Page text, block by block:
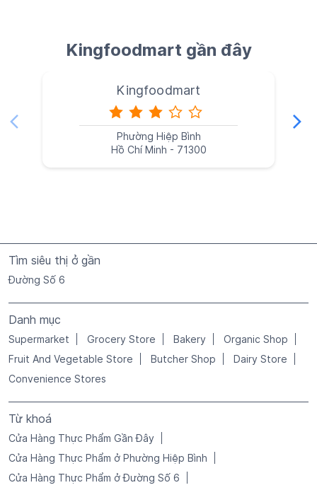
Kingfoodmart gần đây
Kingfoodmart
Phường Hiệp Bình
Hồ Chí Minh - 71300
Tìm siêu thị ở gần
Đường Số 6
Danh mục
Supermarket Grocery Store Bakery
Organic Shop
Fruit And Vegetable Store
Butcher Shop
Dairy Store
Convenience Stores
Từ khoá
Cửa Hàng Thực Phẩm Gần Đây
Cửa Hàng Thực Phẩm ở Phường Hiệp Bình
Cửa Hàng Thực Phẩm ở Đường Số 6